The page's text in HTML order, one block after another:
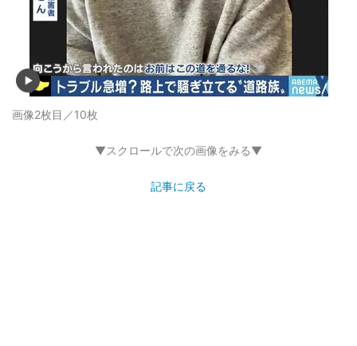
画像2枚目／10枚
▼スクロールで次の画像をみる▼
記事に戻る